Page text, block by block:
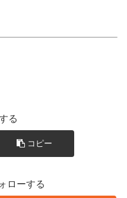
る
コピー
ローする